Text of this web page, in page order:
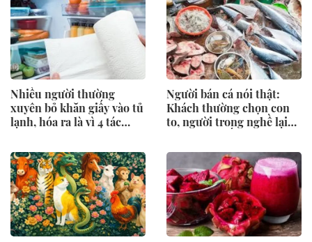
Nhiều người thường
xuyên bỏ khăn giấy vào tủ
lạnh, hóa ra là vì 4 tác
Người bán cá nói thật:
Khách thường chọn con
to, người trong nghề lại
trước